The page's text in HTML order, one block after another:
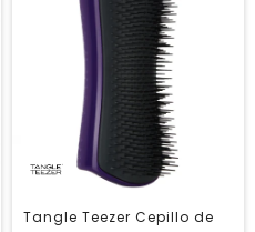
Tangle Teezer Cepillo de